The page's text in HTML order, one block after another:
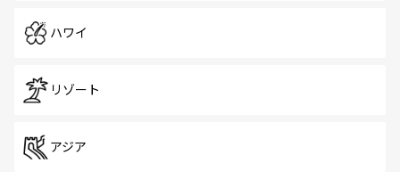
ハワイ
リゾート
アジア